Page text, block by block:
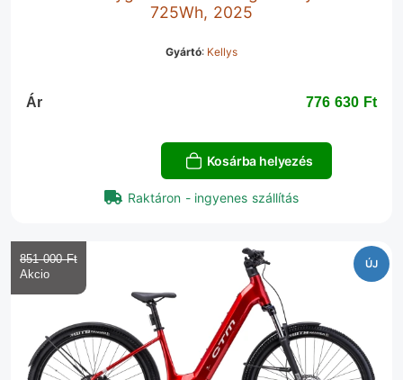
725Wh, 2025
Gyártó: Kellys
Ár 776 630 Ft‎
Kosárba helyezés
Raktáron - ingyenes szállítás
ÚJ
851 000 Ft‎